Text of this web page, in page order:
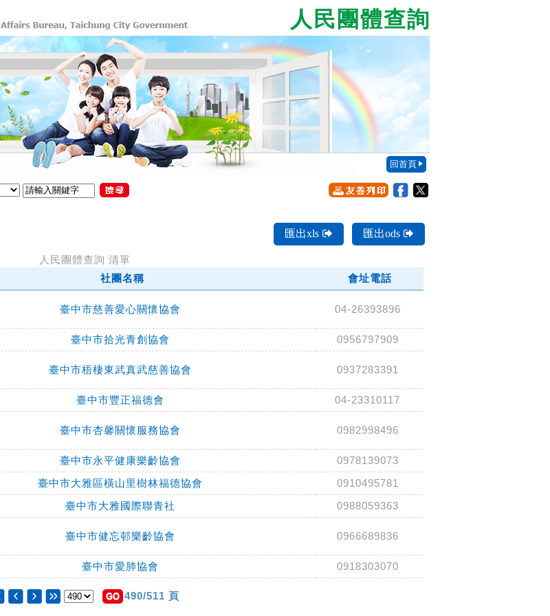
人民團體查詢
回首頁
匯出xls 匯出ods
人民團體查詢 清單
社團名稱
會址電話
臺中市慈善愛心關懷協會 04-26393896
臺中市拾光青創協會
0956797909
臺中市梧棲東武真武慈善協會 0937283391
臺中市豐正福德會
04-23310117
臺中市杏馨關懷服務協會 0982998496
臺中市永平健康樂齡協會
0978139073
臺中市大雅區橫山里樹林福德協會
0910495781
臺中市大雅國際聯青社
0988059363
臺中市健忘邨樂齡協會 0966689836
臺中市愛肺協會 0918303070
490/511 頁